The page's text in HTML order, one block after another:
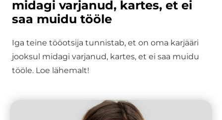
midagi varjanud, kartes, et ei
saa muidu tööle
Iga teine tööotsija tunnistab, et on oma karjääri
jooksul midagi varjanud, kartes, et ei saa muidu
tööle. Loe lähemalt!